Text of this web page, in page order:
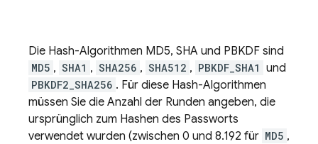
Die Hash-Algorithmen MD5, SHA und PBKDF sind
MD5 , SHA1 , SHA256 , SHA512 , PBKDF_SHA1 und
PBKDF2_SHA256 . Für diese Hash-Algorithmen
müssen Sie die Anzahl der Runden angeben, die
ursprünglich zum Hashen des Passworts
verwendet wurden (zwischen 0 und 8.192 für MD5 ,